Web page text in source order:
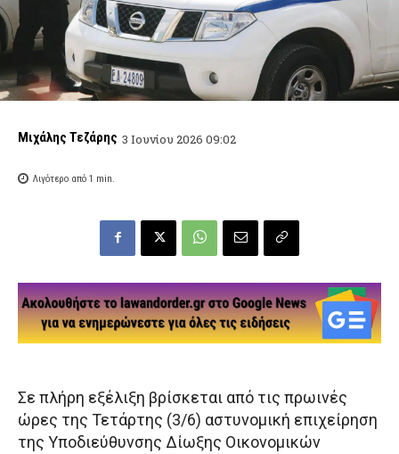
Μιχάλης Τεζάρης 3 Ιουνίου 2026 09:02
Λιγότερο από 1 min.
Σε πλήρη εξέλιξη βρίσκεται από τις πρωινές
ώρες της Τετάρτης (3/6) αστυνομική επιχείρηση
της Υποδιεύθυνσης Δίωξης Οικονομικών